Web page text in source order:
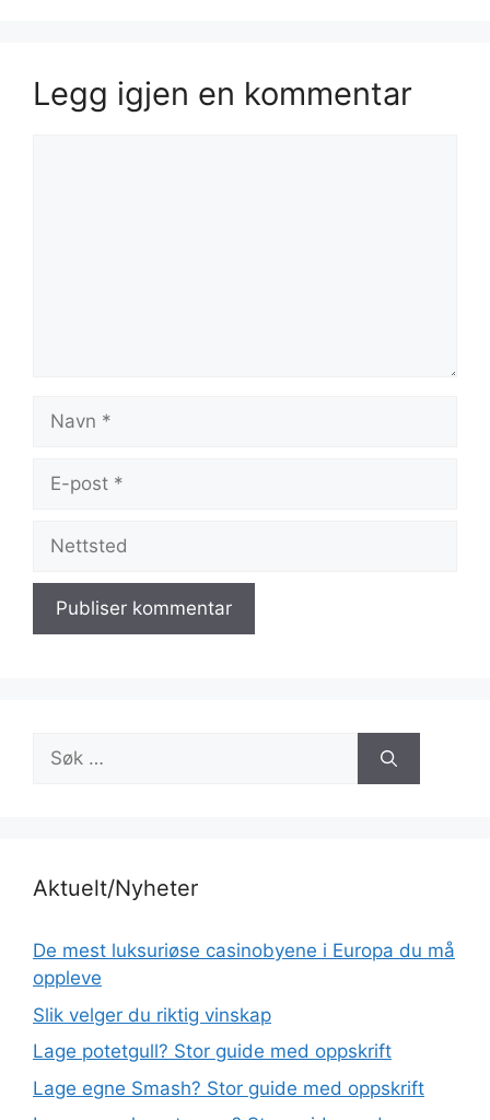
Legg igjen en kommentar
Navn
Nettsted
Søk
etter:
Aktuelt/Nyheter
De mest luksuriøse casinobyene i Europa du må
oppleve
Slik velger du riktig vinskap
Lage potetgull? Stor guide med oppskrift
Lage egne Smash? Stor guide med oppskrift